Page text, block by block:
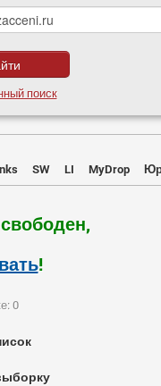
поиск
SW LI MyDrop
!
0